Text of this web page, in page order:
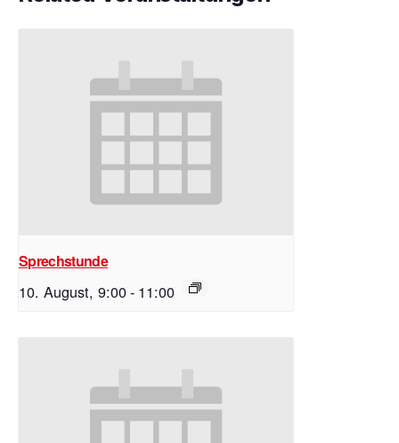
Sprechstunde
10. August, 9:00- 11:00